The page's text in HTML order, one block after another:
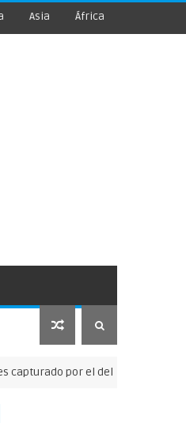
Asia África
por el delito de privación de